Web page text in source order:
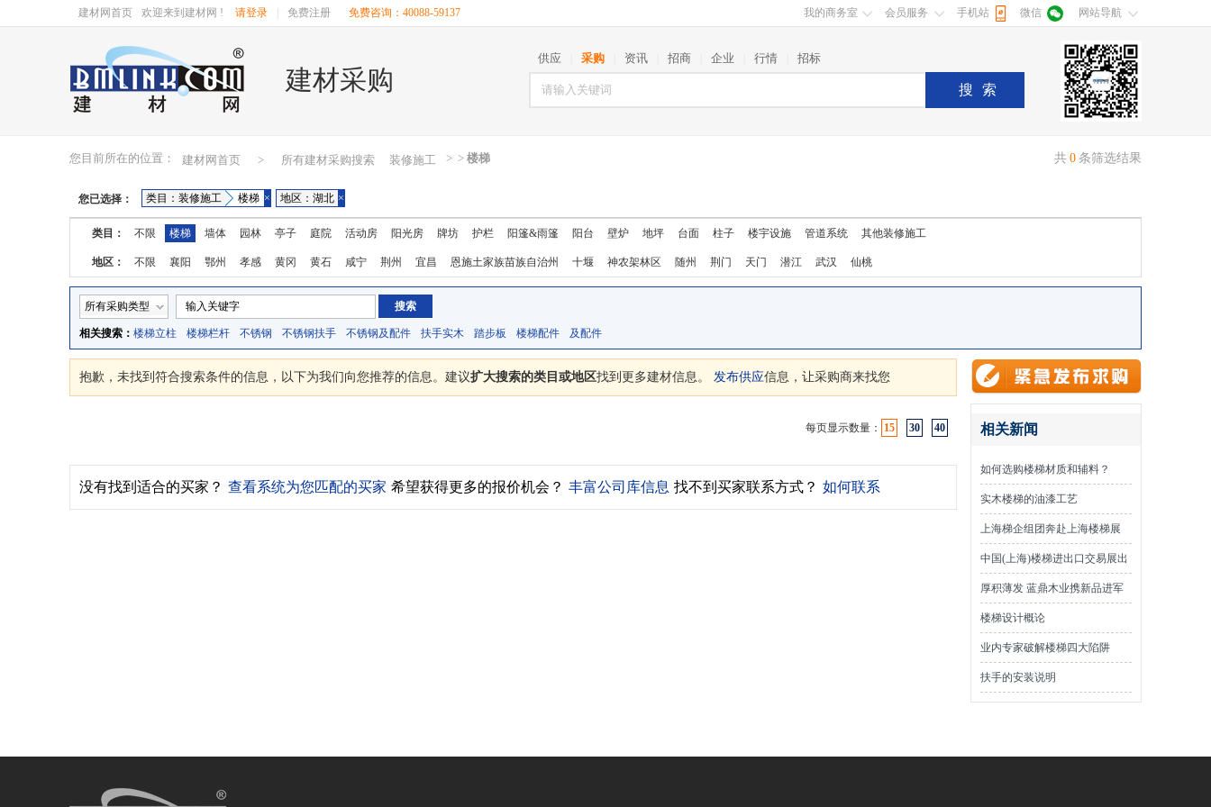
建材网首页 欢迎来到建材网 ! 请登录 免费注册 免费咨询：40088-59137 我的商务室 会员服务 手机站 微信 网站导航
建材采购
供应 采购 资讯 招商 企业 行情 招标
搜索
您目前所在的位置： 建材网首页 > 所有建材采购搜索 >
装修施工 > 楼梯 共 0 条筛选结果
您已选择： 类目：装修施工 楼梯 × 地区：湖北 ×
类目： 不限 楼梯 墙体 园林 亭子 庭院 活动房 阳光房 牌坊 护栏 阳篷&雨篷 阳台 壁炉 地坪 台面 柱子 楼宇设施 管道系统 其他装修施工
地区： 不限 襄阳 鄂州 孝感 黄冈 黄石 咸宁 荆州 宜昌 恩施土家族苗族自治州 十堰 神农架林区 随州 荆门 天门 潜江 武汉 仙桃
所有采购类型
相关搜索： 楼梯立柱 楼梯栏杆 不锈钢 不锈钢扶手 不锈钢及配件 扶手实木 踏步板 楼梯配件 及配件
抱歉，未找到符合搜索条件的信息，以下为我们向您推荐的信息。建议扩大搜索的类目或地区找到更多建材信息。 发布供应信息，让采购商来找您
每页显示数量： 15 30 40
没有找到适合的买家？ 查看系统为您匹配的买家 希望获得更多的报价机会？ 丰富公司库信息 找不到买家联系方式？ 如何联系
相关新闻
如何选购楼梯材质和辅料？
实木楼梯的油漆工艺
上海梯企组团奔赴上海楼梯展
中国(上海)楼梯进出口交易展出
面积将达2.4万平米
厚积薄发 蓝鼎木业携新品进军
橱柜市场
楼梯设计概论
业内专家破解楼梯四大陷阱
扶手的安装说明